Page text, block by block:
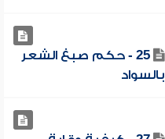
25 - حكم صبغ الشعر
بالسواد